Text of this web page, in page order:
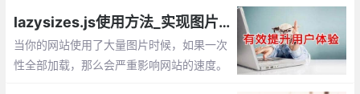
那该如何实现呢？下面给出3种解决方案。
使用 pointer-events:none、全局属性、加
一层遮罩层
lazysizes.js使用方法_实现图片懒加载、延迟加载的js插件
当你的网站使用了大量图片时候，如果一次
性全部加载，那么会严重影响网站的速度。